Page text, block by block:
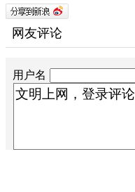
网友评论
用户名